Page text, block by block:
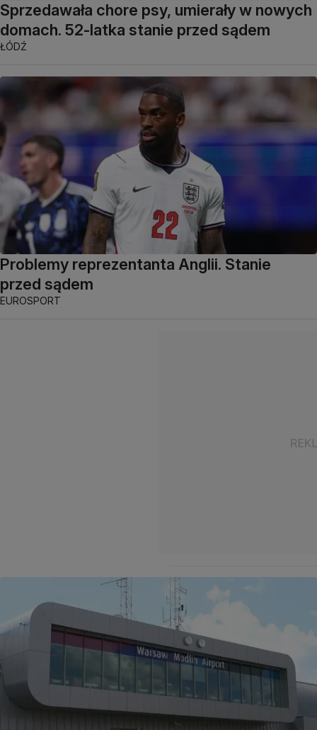
Sprzedawała chore psy, umierały w nowych
domach. 52-latka stanie przed sądem
ŁÓDŹ
Problemy reprezentanta Anglii. Stanie
przed sądem
EUROSPORT